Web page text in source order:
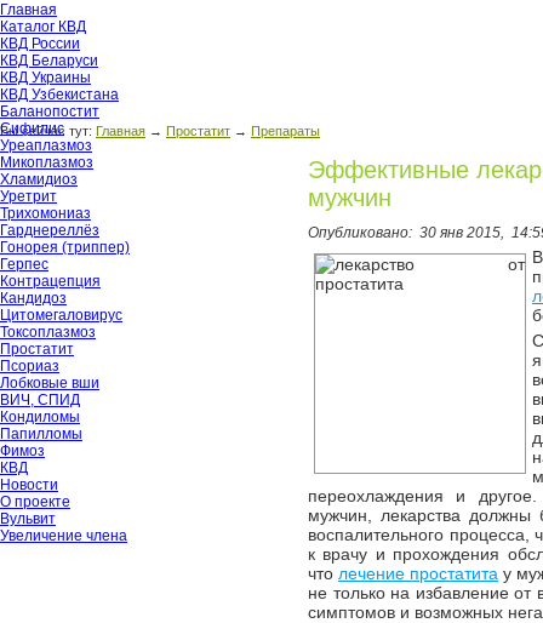
Главная
Каталог КВД
КВД России
КВД Беларуси
КВД Украины
КВД Узбекистана
Баланопостит
Сифилис
Уреаплазмоз
Микоплазмоз
Хламидиоз
Уретрит
Трихомониаз
Гарднереллёз
Гонорея (триппер)
Герпес
Контрацепция
Кандидоз
Цитомегаловирус
Токсоплазмоз
Простатит
Псориаз
Лобковые вши
ВИЧ, СПИД
Кондиломы
Папилломы
Фимоз
КВД
Новости
О проекте
Вульвит
Увеличение члена
Вы сейчас тут: Главная → Простатит → Препараты
Эффективные
мужчин
Опубликовано: 30 янв 2015,
переохлаждения и
мужчин, лекарства должны
воспалительного процесса,
к врачу и прохождения
что лечение простатита у
не только на избавление
симптомов и возможных